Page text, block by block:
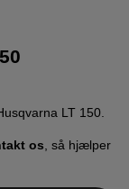
LT 150.
os , så hjælper